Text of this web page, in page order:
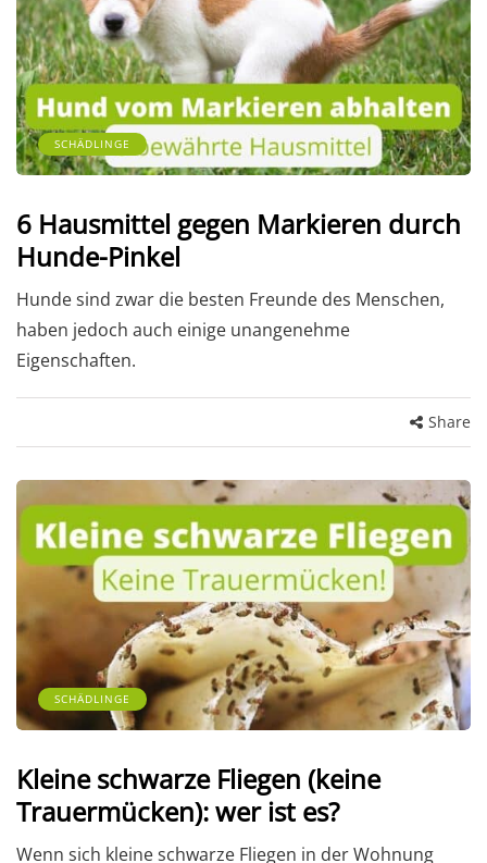
SCHÄDLINGE
6 Hausmittel gegen Markieren durch
Hunde-Pinkel
Hunde sind zwar die besten Freunde des Menschen,
haben jedoch auch einige unangenehme
Eigenschaften.
Share
SCHÄDLINGE
Kleine schwarze Fliegen (keine
Trauermücken): wer ist es?
Wenn sich kleine schwarze Fliegen in der Wohnung